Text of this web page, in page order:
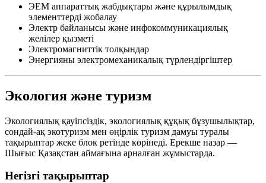
ЭЕМ аппараттық жабдықтары және құрылымдық
элементтерді жобалау
Электр байланысы және инфокоммуникациялық
желілер қызметі
Электромагниттік толқындар
Энергияны электромеханикалық түрлендіргіштер
Экология және туризм
Экологиялық қауіпсіздік, экологиялық құқық бұзушылықтар,
сондай-ақ экотуризм мен өңірлік туризм дамуы туралы
тақырыптар жеке блок ретінде көрінеді. Ерекше назар —
Шығыс Қазақстан аймағына арналған жұмыстарда.
Негізгі тақырыптар